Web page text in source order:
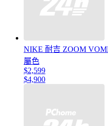
NIKE 耐吉 ZOOM
屬色
$2,599
$4,900